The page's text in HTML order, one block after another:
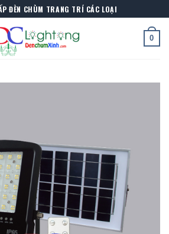
ĐÈN CHÙM TRANG TRÍ CÁC LOẠI
0